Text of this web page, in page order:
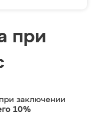
при
при заключении
10%